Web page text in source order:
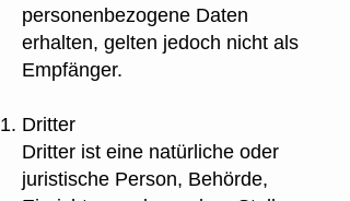
personenbezogene Daten
erhalten, gelten jedoch nicht als
Empfänger.
Dritter
Dritter ist eine natürliche oder
juristische Person, Behörde,